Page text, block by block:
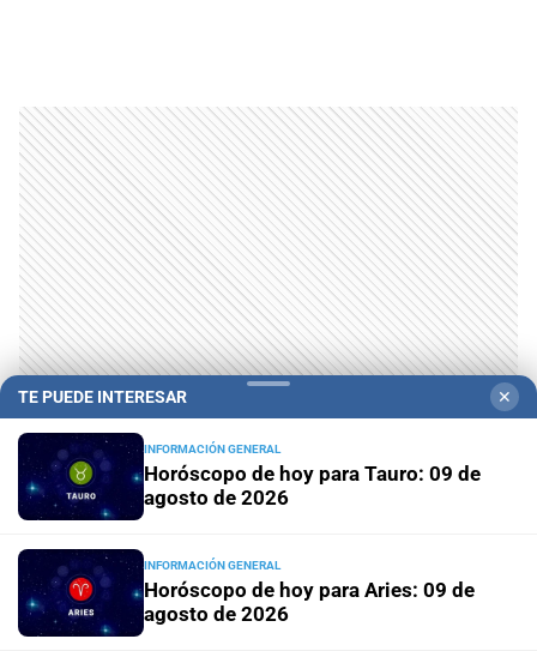
Campolitoral
TE PUEDE INTERESAR ✕
INFORMACIÓN GENERAL
Horóscopo de hoy para Tauro: 09 de
agosto de 2026
INFORMACIÓN GENERAL
Horóscopo de hoy para Aries: 09 de
agosto de 2026